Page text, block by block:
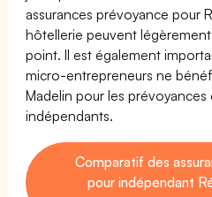
assurances prévoyance pour
hôtellerie peuvent
point. Il est également
micro-entrepreneurs ne
Madelin pour les
indépendants.
Comparatif des
pour indépendant